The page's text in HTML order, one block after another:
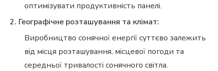
оптимізувати продуктивність панелі.
2. Географічне розташування та клімат:
Виробництво сонячної енергії суттєво залежить
від місця розташування, місцевої погоди та
середньої тривалості сонячного світла.